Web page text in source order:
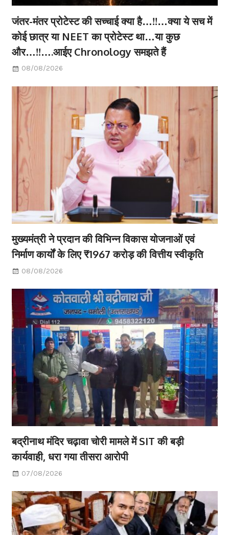
जंतर-मंतर प्रोटेस्ट की सच्चाई क्या है…!!…क्या ये सच में
कोई छात्र या NEET का प्रोटेस्ट था…या कुछ
और…!!….आईए Chronology समझते हैं
08/08/2026
मुख्यमंत्री ने प्रदान की विभिन्न विकास योजनाओं एवं
निर्माण कार्यों के लिए ₹1967 करोड़ की वित्तीय स्वीकृति
08/08/2026
बद्रीनाथ मंदिर चढ़ावा चोरी मामले में SIT की बड़ी
कार्यवाही, धरा गया तीसरा आरोपी
07/08/2026